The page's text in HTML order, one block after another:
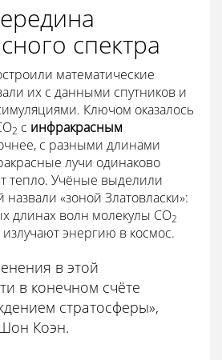
спектра
математические
их с данными спутников и
Ключом оказалось
2 с инфракрасным
с разными длинами
лучи одинаково
тепло. Учёные выделили
«зоной Златовласки»:
длинах волн молекулы CO2
энергию в космос.
в этой
в конечном счёте
стратосферы»,
Коэн.